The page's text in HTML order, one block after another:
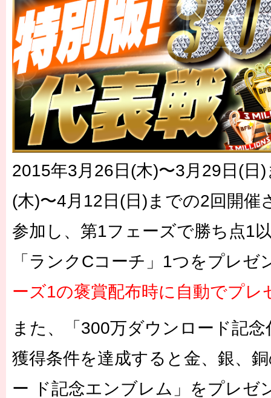
2015年3月26日(木)〜3月29日(日
(木)〜4月12日(日)までの2回開催
参加し、第1フェーズで勝ち点1
「ランクCコーチ」1つをプレゼ
ーズ1の褒賞配布時に自動でプレ
また、「300万ダウンロード記
獲得条件を達成すると金、銀、
ー ド記念エンブレム」をプレゼ